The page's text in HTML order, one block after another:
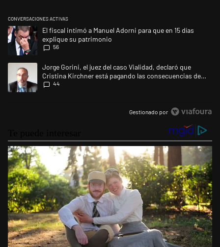
CONVERSACIONES ACTIVAS
Este listado muestra los artículos con más comentarios en los últimos
Un artículo de tendencia con el título "El fiscal intimó a Manuel Adorni
El fiscal intimó a Manuel Adorni para que en 15 días
explique su patrimonio
56
Un artículo de tendencia con el título "Jorge Gorini, el juez del caso
Jorge Gorini, el juez del caso Vialidad, declaró que
Cristina Kirchner está pagando las consecuencias de
cometer "un delito comprobado"
44
Gestionado por